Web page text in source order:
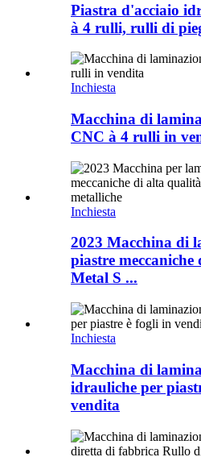
Piastra d'acciaio
à 4 rulli, rulli di
Inchiesta
Macchina di
CNC à 4 rulli in
Inchiesta
2023 Macchina di
piastre
Metal S ...
Inchiesta
Macchina di
idrauliche per
vendita